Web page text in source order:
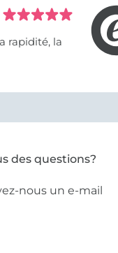
des questions?
nous un e-mail